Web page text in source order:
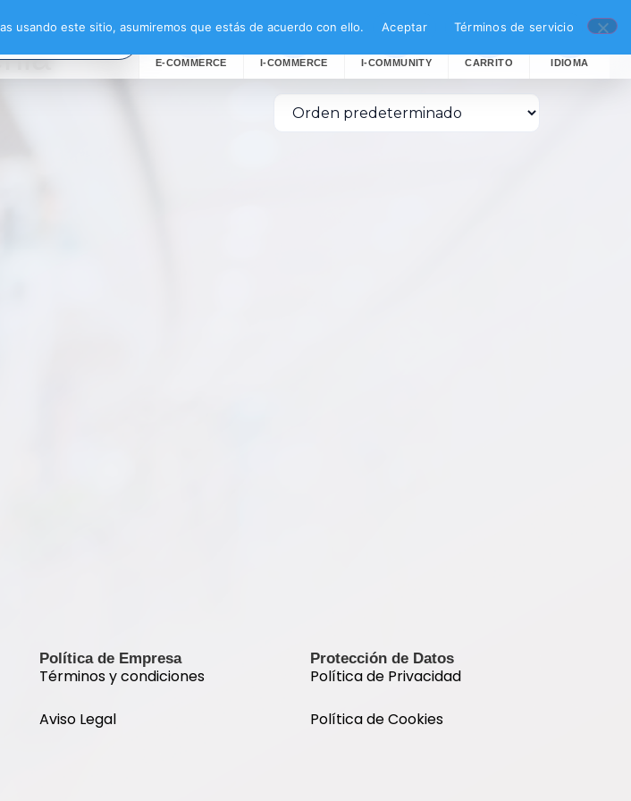
E-COMMERCE I-COMMERCE I-COMMUNITY CARRITO IDIOMA
Política de Empresa
Términos y condiciones
Aviso Legal
Protección de Datos
Política de Privacidad
Política de Cookies
usando este sitio, asumiremos que estás de acuerdo con ello. Aceptar Términos de servicio